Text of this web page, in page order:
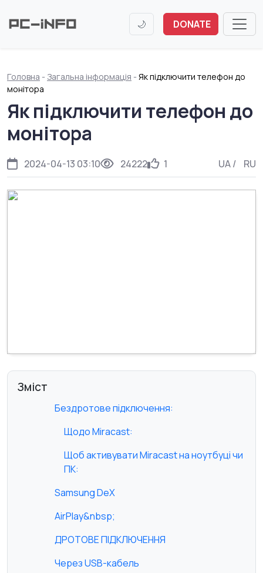
🌙 DONATE
Головна - Загальна інформація -Як підключити телефон до
монітора
Як підключити телефон до
монітора
2024-04-13 03:10 24222 1 UA/ RU
Зміст
Бездротове підключення:
Щодо Miracast:
Щоб активувати Miracast на ноутбуці чи
ПК:
Samsung DeX
AirPlay&nbsp;
ДРОТОВЕ ПІДКЛЮЧЕННЯ
Через USB-кабель